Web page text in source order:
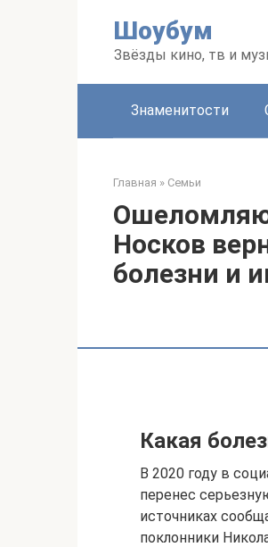
Шоубум
Звёзды кино, тв и
Знаменитости
Главная » Семьи
Носков
болезни и
Какая
В 2020 году в
перенес
источниках
поклонники